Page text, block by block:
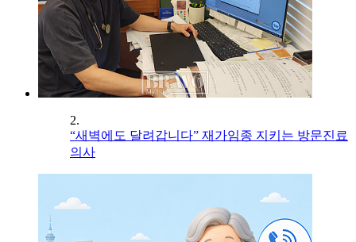
2.
“새벽에도 달려갑니다” 재가임종 지키는 방문진료
의사